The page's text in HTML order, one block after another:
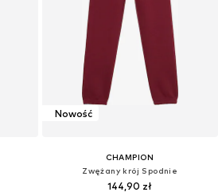
Nowość
CHAMPION
Zwężany krój Spodnie
144,90 zł